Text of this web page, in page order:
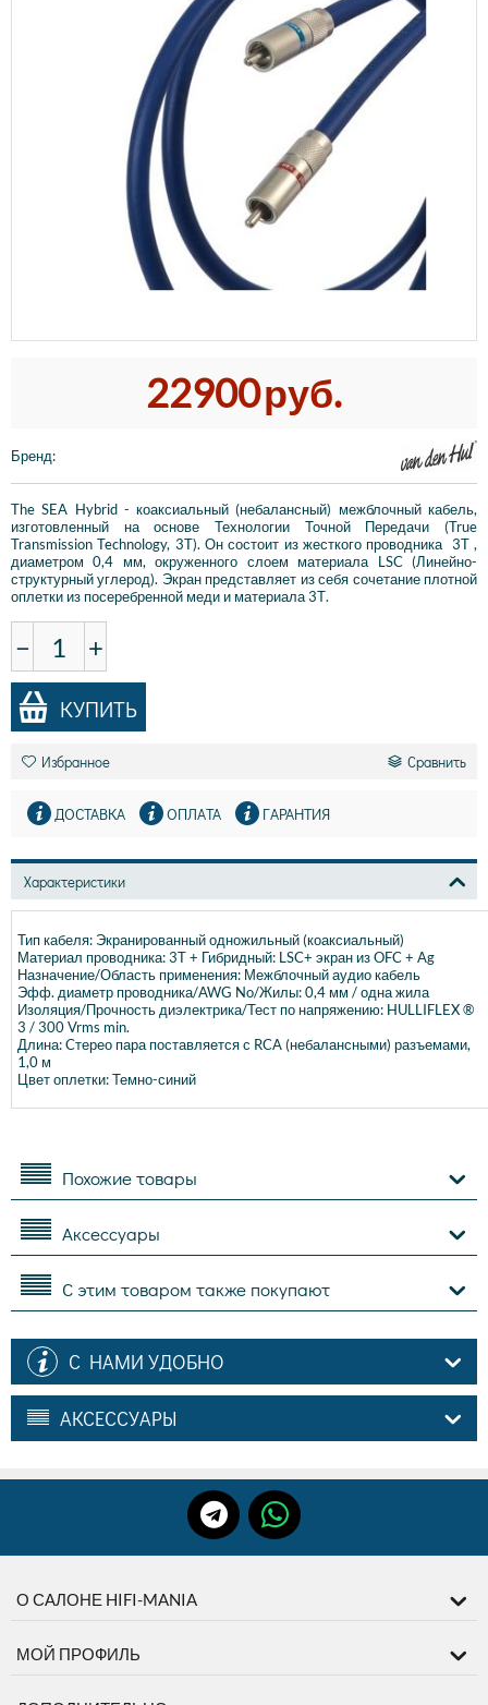
22900руб.
Бренд:
The SEA Hybrid - коаксиальный (небалансный) межблочный кабель,
изготовленный на основе Технологии Точной Передачи (True
Transmission Technology, 3T). Он состоит из жесткого проводника 3T ,
диаметром 0,4 мм, окруженного слоем материала LSC (Линейно-
структурный углерод). Экран представляет из себя сочетание плотной
оплетки из посеребренной меди и материала 3Т.
− +
КУПИТЬ
Избранное Сравнить
ДОСТАВКА ОПЛАТА ГАРАНТИЯ
Характеристики
Тип кабеля: Экранированный одножильный (коаксиальный)
Материал проводника: 3T + Гибридный: LSC+ экран из OFC + Ag
Назначение/Область применения: Межблочный аудио кабель
Эфф. диаметр проводника/AWG No/Жилы: 0,4 мм / одна жила
Изоляция/Прочность диэлектрика/Тест по напряжению: HULLIFLEX ®
3 / 300 Vrms min.
Длина: Cтерео пара поставляется с RCA (небалансными) разъемами,
1,0 м
Цвет оплетки: Темно-синий
Похожие товары
Аксессуары
С этим товаром также покупают
С НАМИ УДОБНО
АКСЕССУАРЫ
О САЛОНЕ HIFI-MANIA
МОЙ ПРОФИЛЬ